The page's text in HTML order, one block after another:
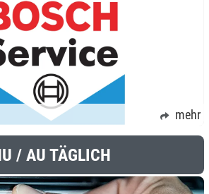
mehr
/ AU TÄGLICH